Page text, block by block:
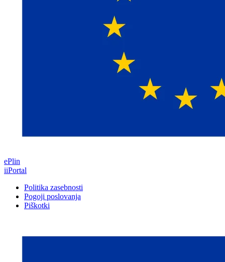
ePlin
iiPortal
Politika zasebnosti
Pogoji poslovanja
Piškotki